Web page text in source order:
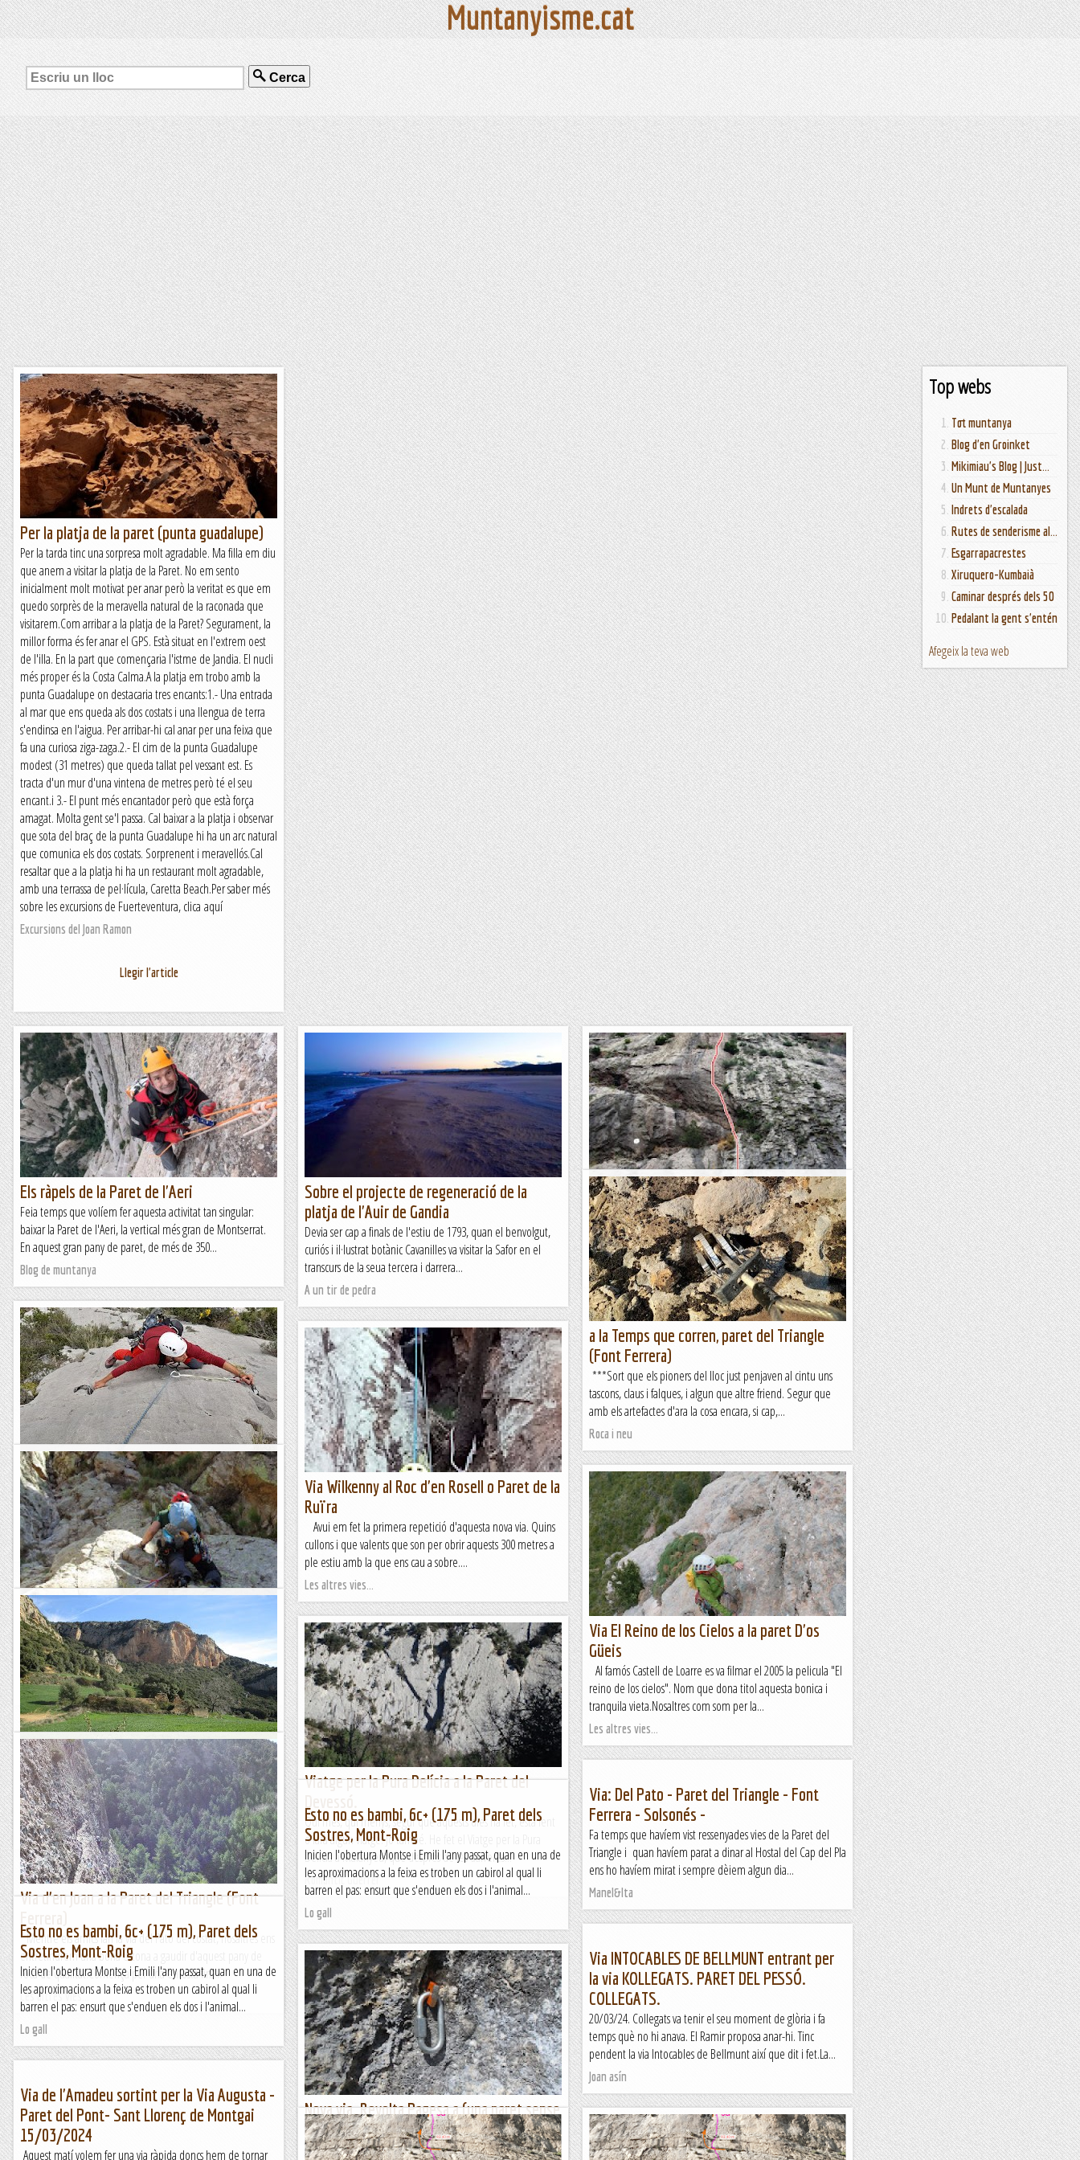
Muntanyisme.cat
Cerca
Top webs
Tot muntanya
Blog d'en Groinket
Mikimiau's Blog | Just...
Un Munt de Muntanyes
Indrets d'escalada
Rutes de senderisme al...
Esgarrapacrestes
Xiruquero-Kumbaià
Caminar després dels 50
Pedalant la gent s'entén
Afegeix la teva web
Per la platja de la paret (punta guadalupe)
Per la tarda tinc una sorpresa molt agradable. Ma filla em diu
que anem a visitar la platja de la Paret. No em sento
inicialment molt motivat per anar però la veritat es que em
quedo sorprès de la meravella natural de la raconada que
visitarem.Com arribar a la platja de la Paret? Segurament, la
millor forma és fer anar el GPS. Està situat en l'extrem oest
de l'illa. En la part que començaria l'istme de Jandia. El nucli
més proper és la Costa Calma.A la platja em trobo amb la
punta Guadalupe on destacaria tres encants:1.- Una entrada
al mar que ens queda als dos costats i una llengua de terra
s'endinsa en l'aigua. Per arribar-hi cal anar per una feixa que
fa una curiosa ziga-zaga.2.- El cim de la punta Guadalupe
modest (31 metres) que queda tallat pel vessant est. Es
tracta d'un mur d'una vintena de metres però té el seu
encant.i 3.- El punt més encantador però que està força
amagat. Molta gent se'l passa. Cal baixar a la platja i observar
que sota del braç de la punta Guadalupe hi ha un arc natural
que comunica els dos costats. Sorprenent i meravellós.Cal
resaltar que a la platja hi ha un restaurant molt agradable,
amb una terrassa de pel·lícula, Caretta Beach.Per saber més
sobre les excursions de Fuerteventura, clica aquí
Excursions del Joan Ramon
Llegir l'article
Els ràpels de la Paret de l'Aeri
Feia temps que volíem fer aquesta activitat tan singular:
baixar la Paret de l'Aeri, la vertical més gran de Montserrat.
En aquest gran pany de paret, de més de 350...
Blog de muntanya
Sobre el projecte de regeneració de la
platja de l'Auir de Gandia
Devia ser cap a finals de l'estiu de 1793, quan el benvolgut,
curiós i il·lustrat botànic Cavanilles va visitar la Safor en el
transcurs de la seua tercera i darrera...
A un tir de pedra
Sobaos Pasiegos a la Paret d'Escales.
Ens ha fet gaudir molt,escalada plaquera on sempre hi ha
canto,més gran o més petit però mai et deixa tirat!.
Homogènia en el seu grau,sostinguda i amb algun tram de...
Bloc Empotrat
a la Temps que corren, paret del Triangle
(Font Ferrera)
***Sort que els pioners del lloc just penjaven al cintu uns
tascons, claus i falques, i algun que altre friend. Segur que
amb els artefactes d'ara la cosa encara, si cap,...
Roca i neu
A la paret dels Presoners
***M'expliquen que aquest tram de carretera furgat a la
roca el van fer a pic i pala els presoners republicans o
contraris al règim o aleatoris, a cop de fuet, d'un...
Roca i neu
Via Wilkenny al Roc d'en Rosell o Paret de la
Ruïra
Avui em fet la primera repetició d'aquesta nova via. Quins
cullons i que valents que son per obrir aquests 300 metres a
ple estiu amb la que ens cau a sobre....
Les altres vies...
Via Xustiyou a la paret de la Ruïra
Desde fa mes de 30 anys que hi pujo per la pista de Fontalba
a fer ski de muntanya o a escalar a la Dent d'en Rosell
sempre em fixava en aquesta paret i no entenia com no hi...
Les altres vies...
Via El Reino de los Cielos a la paret D'os
Güeis
Al famós Castell de Loarre es va filmar el 2005 la pelicula "El
reino de los cielos". Nom que dona titol aquesta bonica i
tranquila vieta.Nosaltres com som per la...
Les altres vies...
Itziar a la Paret del Temps.
Després de la tempesta ve la calma i, després de la mona ve
el mono. Així, que amb reserves suficients per passar una
setmana, he anat a la tranquila paret del Temps a...
Romàntic Guerrer
Viatge per la Pura Delícia a la Paret del
Qui més, qui menys, segur que aquests dies ha fet, està fent
o farà algun viatge. Jo també. He fet el Viatge per la Pura
Delícia a Malanyeu, que després de les darreres...
Romàntic Guerrer
Via d'en Joan a la Paret del Triangle (Font
Mentre els amics fan la via del Pato del costat, nosaltres ens
entretindrem una bona estona a gaudir d'aquest pany de
roca de qualitat.Comença per una entosta fins...
Les altres vies...
Via: Del Pato - Paret del Triangle - Font
Ferrera - Solsonés -
Fa temps que havíem vist ressenyades vies de la Paret del
Triangle i quan havíem parat a dinar al Hostal del Cap del Pla
ens ho havíem mirat i sempre dèiem algun dia...
Manel&Ita
Esto no es bambi, 6c+ (175 m), Paret dels
Sostres, Mont-Roig
Inicien l'obertura Montse i Emili l'any passat, quan en una de
les aproximacions a la feixa es troben un cabirol al qual li
barren el pas: ensurt que s'enduen els dos i l'animal...
Lo gall
Esto no es bambi, 6c+ (175 m), Paret dels
Sostres, Mont-Roig
Inicien l'obertura Montse i Emili l'any passat, quan en una de
les aproximacions a la feixa es troben un cabirol al qual li
barren el pas: ensurt que s'enduen els dos i l'animal...
Lo gall
Via INTOCABLES DE BELLMUNT entrant per
la via KOLLEGATS. PARET DEL PESSÓ.
COLLEGATS.
20/03/24. Collegats va tenir el seu moment de glòria i fa
temps què no hi anava. El Ramir proposa anar-hi. Tinc
pendent la via Intocables de Bellmunt així que dit i fet.La...
Joan asín
Nova via. Revolta Pagesa a (una paret sense
nom).
Fet. Ja he obert la trilogia de vies que volia obrir en aquesta
Via de l'Amadeu sortint per la Via Augusta -
Paret del Pont- Sant Llorenç de Montgai
15/03/2024
Aquest matí volem fer una via ràpida doncs hem de tornar